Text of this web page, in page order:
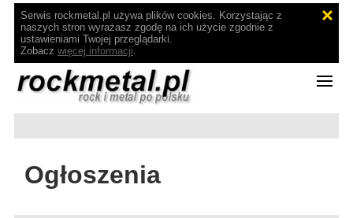
Serwis rockmetal.pl używa plików cookies. Korzystając z
naszych stron wyrażasz zgodę na ich użycie zgodnie z
ustawieniami Twojej przeglądarki.
Zobacz więcej informacji.
Ogłoszenia